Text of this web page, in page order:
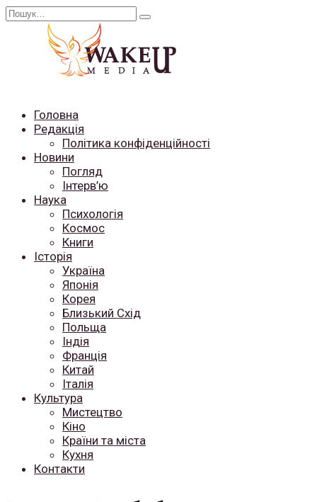
Перейти
Search
Головна
Редакція
Політика конфіденційності
Новини
Погляд
Інтерв’ю
Наука
Психологія
Космос
Книги
Історія
Україна
Японія
Корея
Близький Схід
Польща
Індія
Франція
Китай
Італія
Культура
Мистецтво
Кіно
Країни та міста
Кухня
Контакти